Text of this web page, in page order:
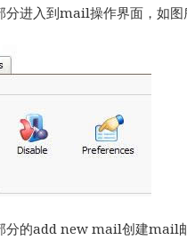
分进入到mail操作界面，如图
分的add new mail创建mail